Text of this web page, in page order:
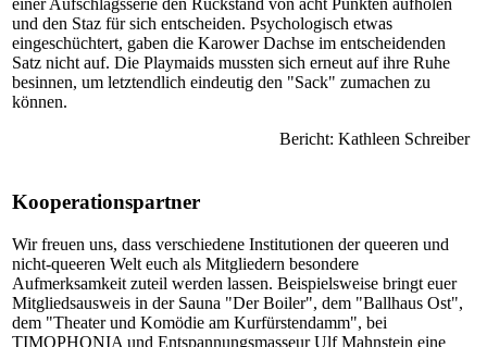
und den Staz für sich entscheiden. Psychologisch etwas
eingeschüchtert, gaben die Karower Dachse im entscheidenden
Satz nicht auf. Die Playmaids mussten sich erneut auf ihre Ruhe
besinnen, um letztendlich eindeutig den "Sack" zumachen zu
können.
Bericht: Kathleen Schreiber
Kooperationspartner
Wir freuen uns, dass verschiedene Institutionen der queeren und
nicht-queeren Welt euch als Mitgliedern besondere
Aufmerksamkeit zuteil werden lassen. Beispielsweise bringt euer
Mitgliedsausweis in der Sauna "Der Boiler", dem "Ballhaus Ost",
dem "Theater und Komödie am Kurfürstendamm", bei
TIMOPHONIA und Entspannungsmasseur Ulf Mahnstein eine